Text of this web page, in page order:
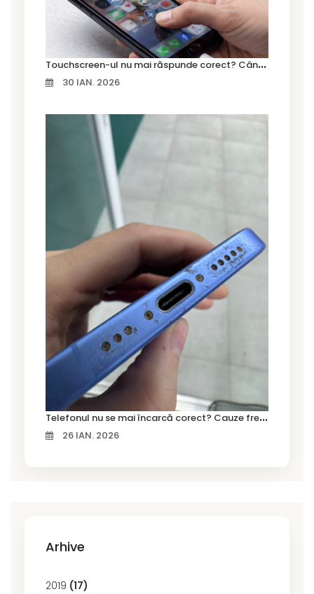
T
ouchscreen-ul nu mai răspunde corect? Când trebuie schimbat display-ul
30 IAN. 2026
T
elefonul nu se mai încarcă corect? Cauze frecvente și soluții la service în Timișoara
26 IAN. 2026
Arhive
2019 (17)